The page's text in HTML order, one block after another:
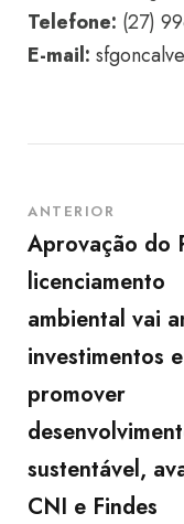
Telefone: (27)
E-mail:
ANTERIOR
Aprovação do
licenciamento
ambiental vai
investimentos e
promover
sustentável,
CNI e Findes